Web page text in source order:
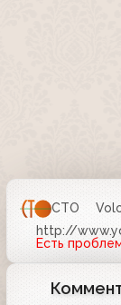
СТО
http://
Есть